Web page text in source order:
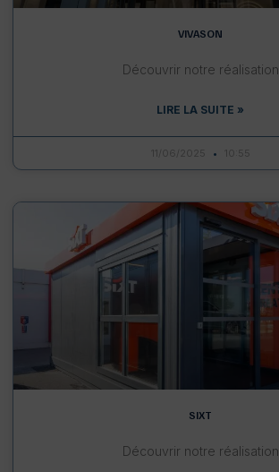
VIVASON
Découvrir notre réalisation
LIRE LA SUITE »
11/06/2025 10:55
SIXT
Découvrir notre réalisation